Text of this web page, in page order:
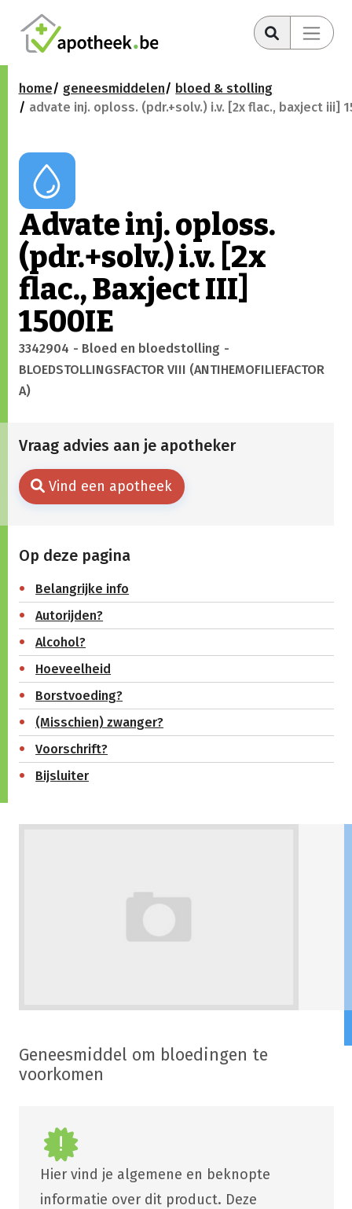
home geneesmiddelen
bloed & stolling
advate inj. oploss. (pdr.+solv.) i.v. [2x flac., baxject iii]
Advate inj. oploss.
(pdr.+solv.) i.v. [2x
flac., Baxject III]
1500IE
3342904 - Bloed en bloedstolling -
BLOEDSTOLLINGSFACTOR VIII (ANTIHEMOFILIEFACTOR
A)
Vraag advies aan je apotheker
Vind een apotheek
Op deze pagina
Belangrijke info
Autorijden?
Alcohol?
Hoeveelheid
Borstvoeding?
(Misschien) zwanger?
Voorschrift?
Bijsluiter
Geneesmiddel om bloedingen te
voorkomen
Hier vind je algemene en beknopte
informatie over dit product. Deze